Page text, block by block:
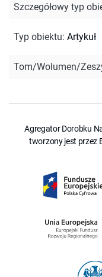
Szczegółowy typ
Typ obiektu: Artykuł
Tom/Wolumen/
Agregator Dorobku
tworzony jest przez